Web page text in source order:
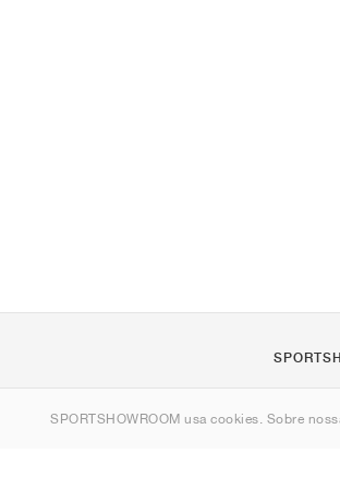
SPORTSHOWROOM usa cookies. Sobre
Contato